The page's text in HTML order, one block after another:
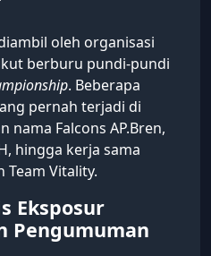
oleh organisasi
berburu pundi-pundi
. Beberapa
pernah terjadi di
nama Falcons AP.Bren,
hingga kerja sama
Team Vitality.
Eksposur
Pengumuman